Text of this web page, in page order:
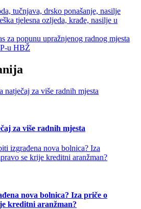
tučnjava, drsko ponašanje, nasilje
tjelesna ozljeda, krađe, nasilje u
za popunu upražnjenog radnog mjesta
u HBŽ
za više radnih mjesta
nova bolnica? Iza priče o
kreditni aranžman?